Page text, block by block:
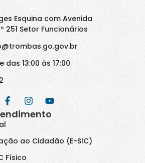
Esquina com Avenida
251 Setor Funcionários
das 13:00 às 17:00
ao Cidadão (E-SIC)
Físico